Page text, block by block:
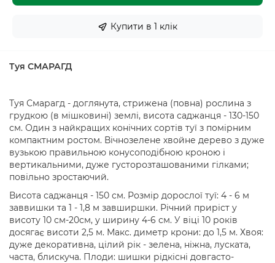
Купити в 1 клiк
Туя СМАРАГД
Туя Смарагд - доглянута, стрижена (повна) рослина з
грудкою (в мішковині) землі, висота саджанця - 130-150
см. Один з найкращих конічних сортів туї з помірним
компактним ростом. Вічнозелене хвойне дерево з дуже
вузькою правильною конусоподібною кроною і
вертикальними, дуже густорозташованими гілками;
повільно зростаючий.
Висота саджанця - 150 см. Розмір дорослої туї: 4 - 6 м
заввишки та 1 - 1,8 м завширшки. Річний приріст у
висоту 10 см-20см, у ширину 4-6 см. У віці 10 років
досягає висоти 2,5 м. Макс. диметр крони: до 1,5 м. Хвоя:
дуже декоративна, цілий рік - зелена, ніжна, луската,
часта, блискуча. Плоди: шишки рідкісні довгасто-